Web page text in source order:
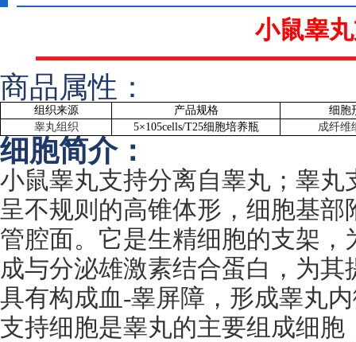
小鼠睾
商品属性：
组织来源 产品规格
细胞
睾丸组织
5×105cells/T25细胞培养瓶 成纤维
细胞简介：
小鼠睾丸支持分离自睾丸；睾丸
呈不规则的高锥体形，细胞基
管腔面。它是生精细胞的支架
成与分泌雄激素结合蛋白，为
具有构成血 -睾屏障，形成睾丸
支持细胞是睾丸的主要组成细